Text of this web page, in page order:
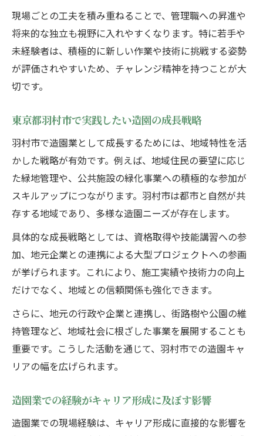
現場ごとの工夫を積み重ねることで、管理職への昇進や
将来的な独立も視野に入れやすくなります。特に若手や
未経験者は、積極的に新しい作業や技術に挑戦する姿勢
が評価されやすいため、チャレンジ精神を持つことが大
切です。
東京都羽村市で実践したい造園の成長戦略
羽村市で造園業として成長するためには、地域特性を活
かした戦略が有効です。例えば、地域住民の要望に応じ
た緑地管理や、公共施設の緑化事業への積極的な参加が
スキルアップにつながります。羽村市は都市と自然が共
存する地域であり、多様な造園ニーズが存在します。
具体的な成長戦略としては、資格取得や技能講習への参
加、地元企業との連携による大型プロジェクトへの参画
が挙げられます。これにより、施工実績や技術力の向上
だけでなく、地域との信頼関係も強化できます。
さらに、地元の行政や企業と連携し、街路樹や公園の維
持管理など、地域社会に根ざした事業を展開することも
重要です。こうした活動を通じて、羽村市での造園キャ
リアの幅を広げられます。
造園業での経験がキャリア形成に及ぼす影響
造園業での現場経験は、キャリア形成に直接的な影響を